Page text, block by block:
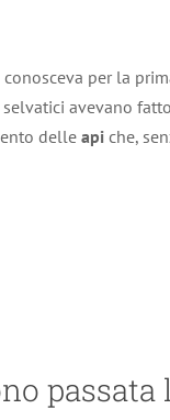
per la
avevano
delle api che,